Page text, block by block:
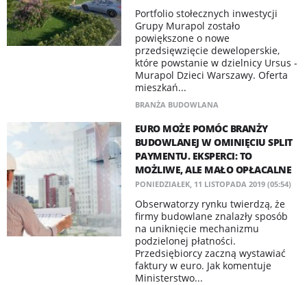
Portfolio stołecznych inwestycji
Grupy Murapol zostało
powiększone o nowe
przedsięwzięcie deweloperskie,
które powstanie w dzielnicy Ursus -
Murapol Dzieci Warszawy. Oferta
mieszkań...
BRANŻA BUDOWLANA
EURO MOŻE POMÓC BRANŻY
BUDOWLANEJ W OMINIĘCIU SPLIT
PAYMENTU. EKSPERCI: TO
MOŻLIWE, ALE MAŁO OPŁACALNE
PONIEDZIAŁEK, 11 LISTOPADA 2019 (05:54)
Obserwatorzy rynku twierdzą, że
firmy budowlane znalazły sposób
na uniknięcie mechanizmu
podzielonej płatności.
Przedsiębiorcy zaczną wystawiać
faktury w euro. Jak komentuje
Ministerstwo...